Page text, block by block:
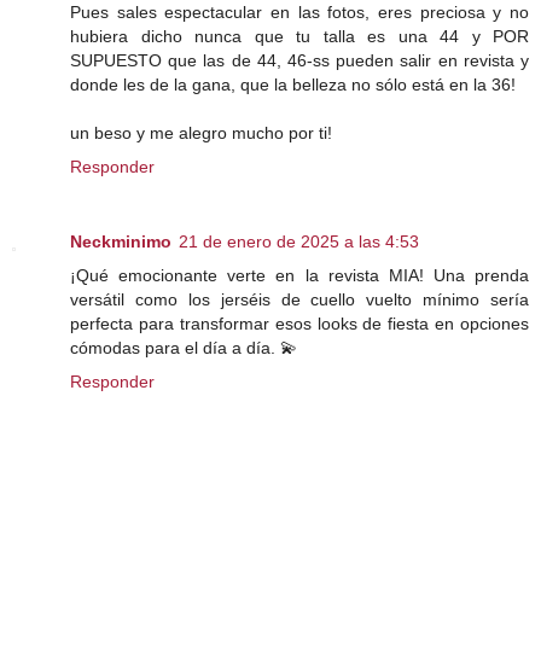
Pues sales espectacular en las fotos, eres preciosa y no
hubiera dicho nunca que tu talla es una 44 y POR
SUPUESTO que las de 44, 46-ss pueden salir en revista y
donde les de la gana, que la belleza no sólo está en la 36!
un beso y me alegro mucho por ti!
Responder
Neckminimo 21 de enero de 2025 a las 4:53
¡Qué emocionante verte en la revista MIA! Una prenda
versátil como los jerséis de cuello vuelto mínimo sería
perfecta para transformar esos looks de fiesta en opciones
cómodas para el día a día. 💫
Responder